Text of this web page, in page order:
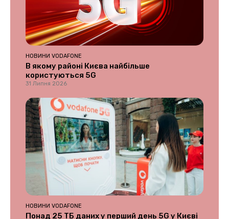
НОВИНИ VODAFONE
В якому районі Києва найбільше
користуються 5G
31 Липня 2026
НОВИНИ VODAFONE
Понад 25 ТБ даних у перший день 5G у Києві